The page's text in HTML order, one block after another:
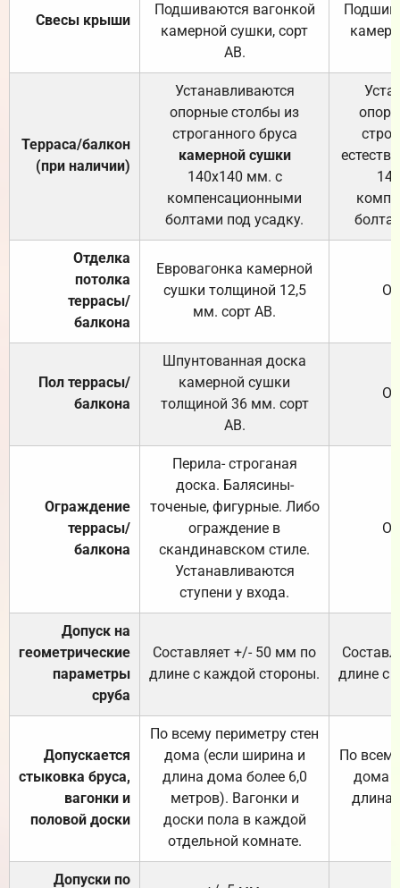
Свесы крыши
Подшиваются вагонкой
камерной сушки, сорт
АВ.
Терраса/балкон
(при наличии)
Устанавливаются
опорные столбы из
строганного бруса
камерной сушки
140х140 мм. с
компенсационными
болтами под усадку.
Отделка
потолка
террасы/
балкона
Евровагонка камерной
сушки толщиной 12,5
мм. сорт АВ.
Пол террасы/
балкона
Шпунтованная доска
камерной сушки
толщиной 36 мм. сорт
АВ.
Ограждение
террасы/
балкона
Перила- строганая
доска. Балясины-
точеные, фигурные. Либо
ограждение в
скандинавском стиле.
Устанавливаются
ступени у входа.
Допуск на
геометрические
параметры
сруба
Составляет +/- 50 мм по
длине с каждой стороны.
длине с
Допускается
стыковка бруса,
вагонки и
половой доски
По всему периметру стен
дома (если ширина и
длина дома более 6,0
метров). Вагонки и
доски пола в каждой
отдельной комнате.
По
дома
длина
Допуски по